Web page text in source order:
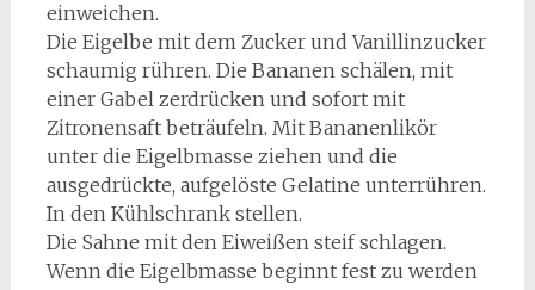
einweichen.
Die Eigelbe mit dem Zucker und Vanillinzucker
schaumig rühren. Die Bananen schälen, mit
einer Gabel zerdrücken und sofort mit
Zitronensaft beträufeln. Mit Bananenlikör
unter die Eigelbmasse ziehen und die
ausgedrückte, aufgelöste Gelatine unterrühren.
In den Kühlschrank stellen.
Die Sahne mit den Eiweißen steif schlagen.
Wenn die Eigelbmasse beginnt fest zu werden